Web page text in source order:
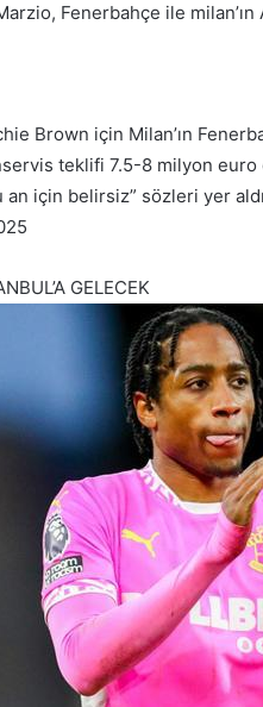
Fenerbahçe ile milan’ın
Brown için Milan’ın
teklifi 7.5-8 milyon
için belirsiz” sözleri yer
GELECEK